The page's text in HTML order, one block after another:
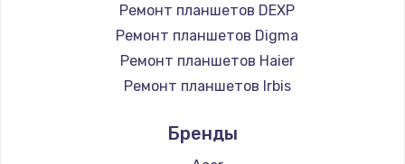
Установка драйверов
от 725 руб.
от 600 руб.
Ремонт планшетов DEXP
Ремонт планшетов Digma
Ремонт планшетов Haier
Ремонт планшетов Irbis
Ремонт планшетов Microsoft
Бренды